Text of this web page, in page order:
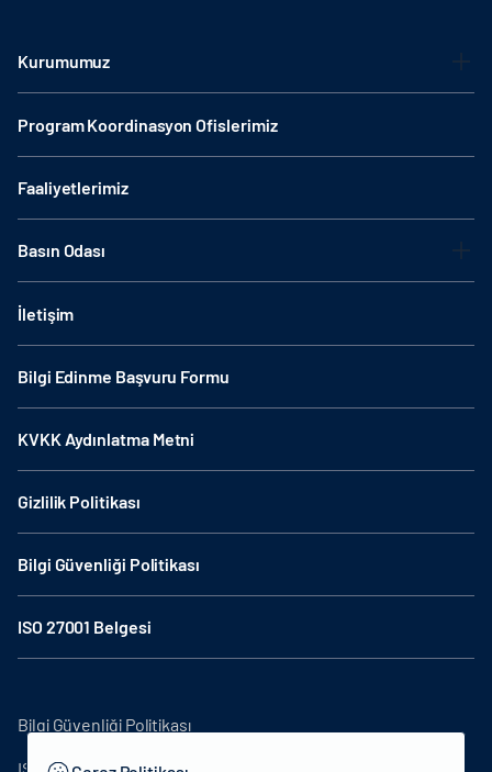
Kurumumuz
Program Koordinasyon Ofislerimiz
Faaliyetlerimiz
Basın Odası
İletişim
Bilgi Edinme Başvuru Formu
KVKK Aydınlatma Metni
Gizlilik Politikası
Bilgi Güvenliği Politikası
ISO 27001 Belgesi
Bilgi Güvenliği Politikası